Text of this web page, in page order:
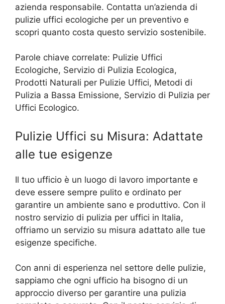
azienda responsabile. Contatta un’azienda di
pulizie uffici ecologiche per un preventivo e
scopri quanto costa questo servizio sostenibile.
Parole chiave correlate: Pulizie Uffici
Ecologiche, Servizio di Pulizia Ecologica,
Prodotti Naturali per Pulizie Uffici, Metodi di
Pulizia a Bassa Emissione, Servizio di Pulizia per
Uffici Ecologico.
Pulizie Uffici su Misura: Adattate
alle tue esigenze
Il tuo ufficio è un luogo di lavoro importante e
deve essere sempre pulito e ordinato per
garantire un ambiente sano e produttivo. Con il
nostro servizio di pulizia per uffici in Italia,
offriamo un servizio su misura adattato alle tue
esigenze specifiche.
Con anni di esperienza nel settore delle pulizie,
sappiamo che ogni ufficio ha bisogno di un
approccio diverso per garantire una pulizia